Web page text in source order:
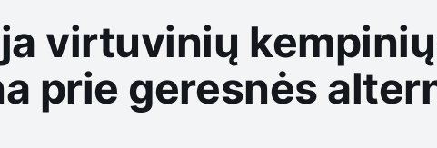
virtuvinių
prie geresnės